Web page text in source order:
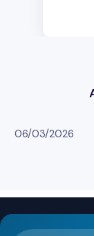
06/03/2026